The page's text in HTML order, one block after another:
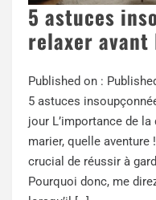
5 astuces
relaxer
Published on :
5 astuces
jour L’importance de
marier, quelle
crucial de réussir à
Pourquoi donc, me